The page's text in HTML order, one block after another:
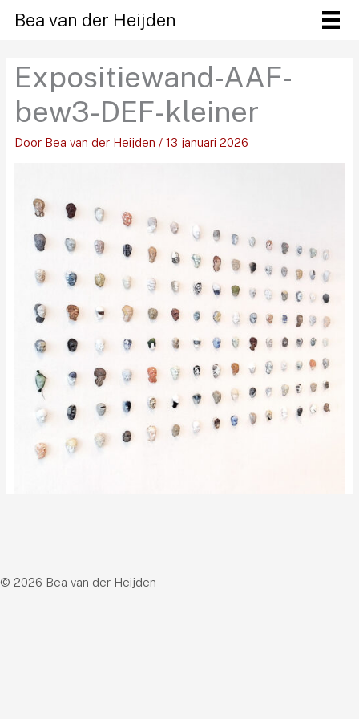
naar
inhoud
Bea van der Heijden
Expositiewand-AAF-
bew3-DEF-kleiner
Door Bea van der Heijden / 13 januari 2026
© 2026 Bea van der Heijden